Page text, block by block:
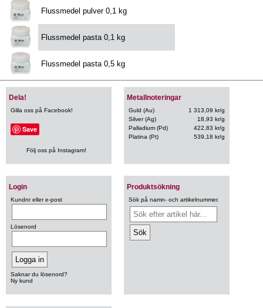
Flussmedel pulver 0,1 kg
Flussmedel pasta 0,1 kg
Flussmedel pasta 0,5 kg
Metallnoteringar
Guld (Au)
1 313,09 kr/g
Silver (Ag)
18,93 kr/g
Palladium (Pd)
422,83 kr/g
Platina (Pt)
539,18 kr/g
Login
Kundnr eller e-post
Lösenord
Saknar du lösenord?
Ny kund
Produktsökning
Sök på namn- och artikelnummer.
Dela!
Gilla oss på Facebook!
Save
Följ oss på Instagram!